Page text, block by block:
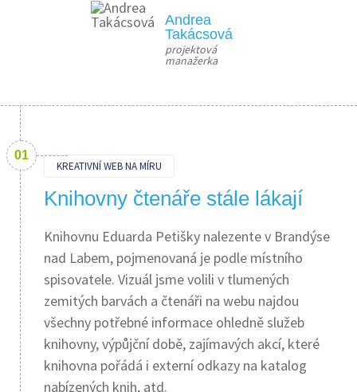
Andrea
Takácsová
projektová
manažerka
KREATIVNÍ WEB NA MÍRU
Knihovny čtenáře stále lákají
Knihovnu Eduarda Petišky nalezente v Brandýse
nad Labem, pojmenovaná je podle místního
spisovatele. Vizuál jsme volili v tlumených
zemitých barvách a čtenáři na webu najdou
všechny potřebné informace ohledně služeb
knihovny, výpůjční době, zajímavých akcí, které
knihovna pořádá i externí odkazy na katalog
nabízených knih, atd.